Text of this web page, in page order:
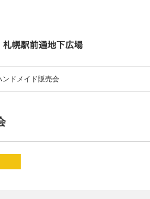
ンドメイド販売会